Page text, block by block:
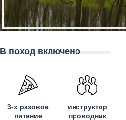
В поход включено
3-х разовое
питание
инструктор
проводник